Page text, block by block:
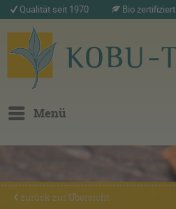
Qualität seit 1970 Bio zertifiziert
Menü
zurück zur Übersicht